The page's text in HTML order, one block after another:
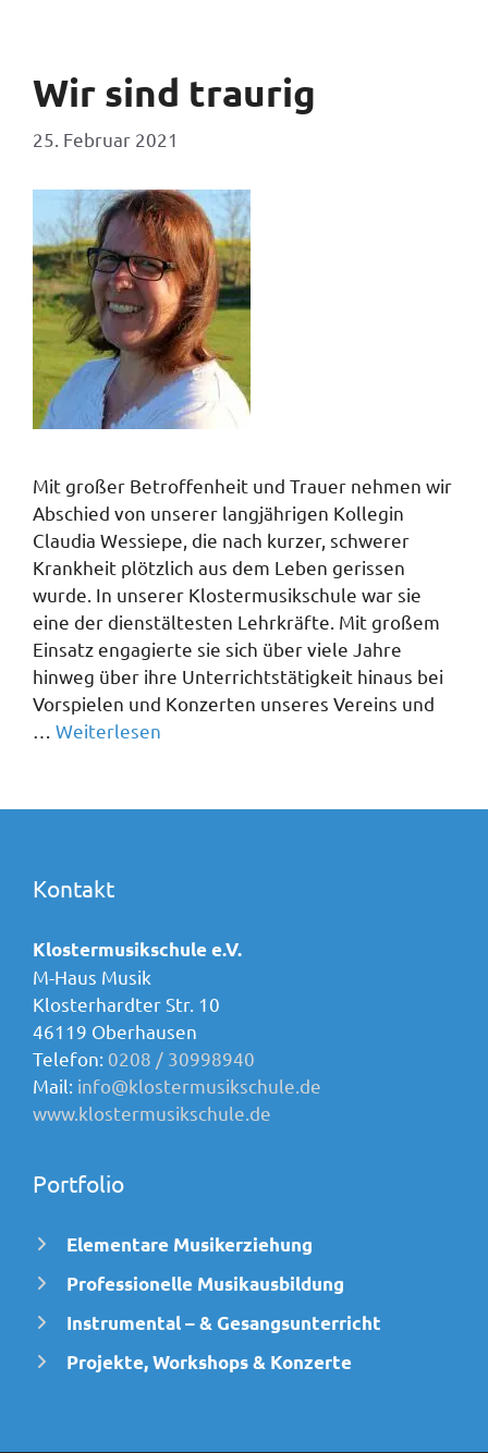
Wir sind traurig
25. Februar 2021
Mit großer Betroffenheit und Trauer nehmen wir
Abschied von unserer langjährigen Kollegin
Claudia Wessiepe, die nach kurzer, schwerer
Krankheit plötzlich aus dem Leben gerissen
wurde. In unserer Klostermusikschule war sie
eine der dienstältesten Lehrkräfte. Mit großem
Einsatz engagierte sie sich über viele Jahre
hinweg über ihre Unterrichtstätigkeit hinaus bei
Vorspielen und Konzerten unseres Vereins und
Weiterlesen
Kontakt
Klostermusikschule e.V.
M-Haus Musik
Klosterhardter Str. 10
46119 Oberhausen
Telefon: 0208 / 30998940
Mail: info@klostermusikschule.de
www.klostermusikschule.de
Portfolio
Elementare Musikerziehung
Professionelle Musikausbildung
Instrumental – & Gesangsunterricht
Projekte, Workshops & Konzerte